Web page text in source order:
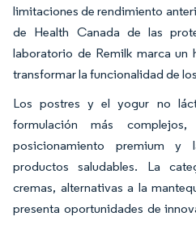
limitaciones de rendimiento
de Health Canada de las
laboratorio de Remilk marca
transformar la funcionalidad de
Los postres y el yogur no
formulación más
posicionamiento premium y
productos saludables. La
cremas, alternativas a la
presenta oportunidades de